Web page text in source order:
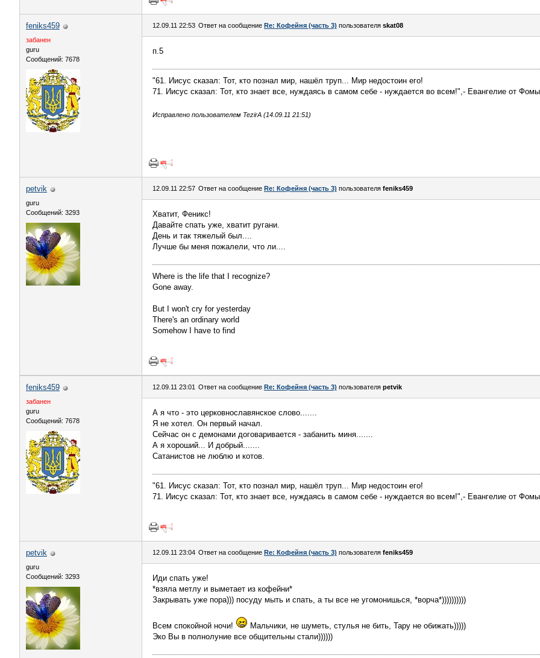
feniks459
забанен
guru
Сообщений: 7678
12.09.11 22:53 Ответ на сообщение Re: Кофейня (часть 3) пользователя skat08
п.5
"61. Иисус сказал: Тот, кто познал мир, нашёл труп... Мир недостоин его!
71. Иисус сказал: Тот, кто знает все, нуждаясь в самом себе - нуждается во всем!",- Евангелие от
Исправлено пользователем TezirA (14.09.11 21:51)
petvik
guru
Сообщений: 3293
12.09.11 22:57 Ответ на сообщение Re: Кофейня (часть 3) пользователя feniks459
Хватит, Феникс!
Давайте спать уже, хватит ругани.
День и так тяжелый был....
Лучше бы меня пожалели, что ли....
Where is the life that I recognize?
Gone away.
But I won't cry for yesterday
There's an ordinary world
Somehow I have to find
feniks459
забанен
guru
Сообщений: 7678
12.09.11 23:01 Ответ на сообщение Re: Кофейня (часть 3) пользователя petvik
А я что - это церковнославянское слово.......
Я не хотел. Он первый начал.
Сейчас он с демонами договаривается - забанить миня.......
А я хороший... И добрый.......
Сатанистов не люблю и котов.
"61. Иисус сказал: Тот, кто познал мир, нашёл труп... Мир недостоин его!
71. Иисус сказал: Тот, кто знает все, нуждаясь в самом себе - нуждается во всем!",- Евангелие от
petvik
guru
Сообщений: 3293
12.09.11 23:04 Ответ на сообщение Re: Кофейня (часть 3) пользователя feniks459
Иди спать уже!
*взяла метлу и выметает из кофейни*
Закрывать уже пора))) посуду мыть и спать, а ты все не угомонишься, *ворча*))))))))))
Всем спокойной ночи!
Мальчики, не шуметь, стулья не бить, Тару не обижать)))))
Эко Вы в полнолуние все общительны стали))))))